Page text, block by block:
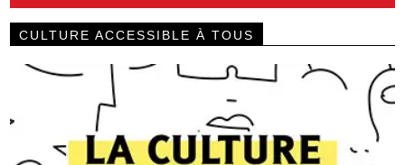
CULTURE ACCESSIBLE À TOUS